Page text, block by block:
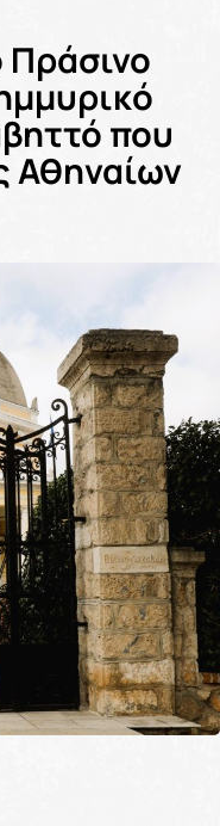
Πράσινο
που
Αθηναίων